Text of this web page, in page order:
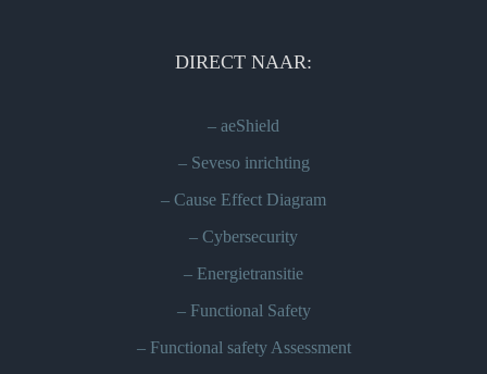
DIRECT NAAR:
– aeShield
– Seveso inrichting
– Cause Effect Diagram
– Cybersecurity
– Energietransitie
– Functional Safety
– Functional safety Assessment